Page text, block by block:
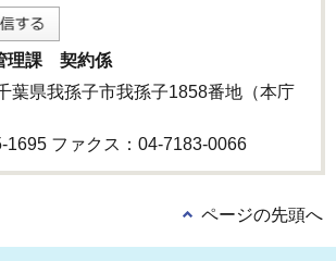
理課 契約係
県我孫子市我孫子1858番地（本庁
1695 ファクス：04-7183-0066
ページの先頭へ